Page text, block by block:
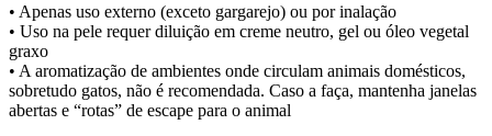
• Apenas uso externo (exceto gargarejo) ou por inalação
• Uso na pele requer diluição em creme neutro, gel ou óleo vegetal
graxo
• A aromatização de ambientes onde circulam animais domésticos,
sobretudo gatos, não é recomendada. Caso a faça, mantenha janelas
abertas e “rotas” de escape para o animal